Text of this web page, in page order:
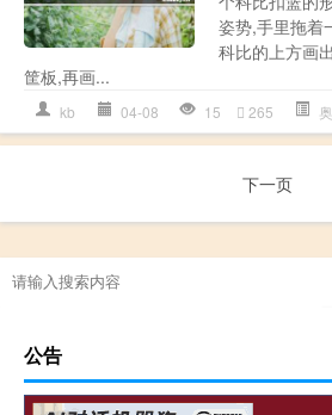
姿势,手里拖着
科比的上方画
筐板,再画...
kb 04-08 15 265
下一页
公告